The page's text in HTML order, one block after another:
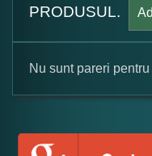
PRODUSUL.
Formular pareri
Numele
Nu sunt pareri